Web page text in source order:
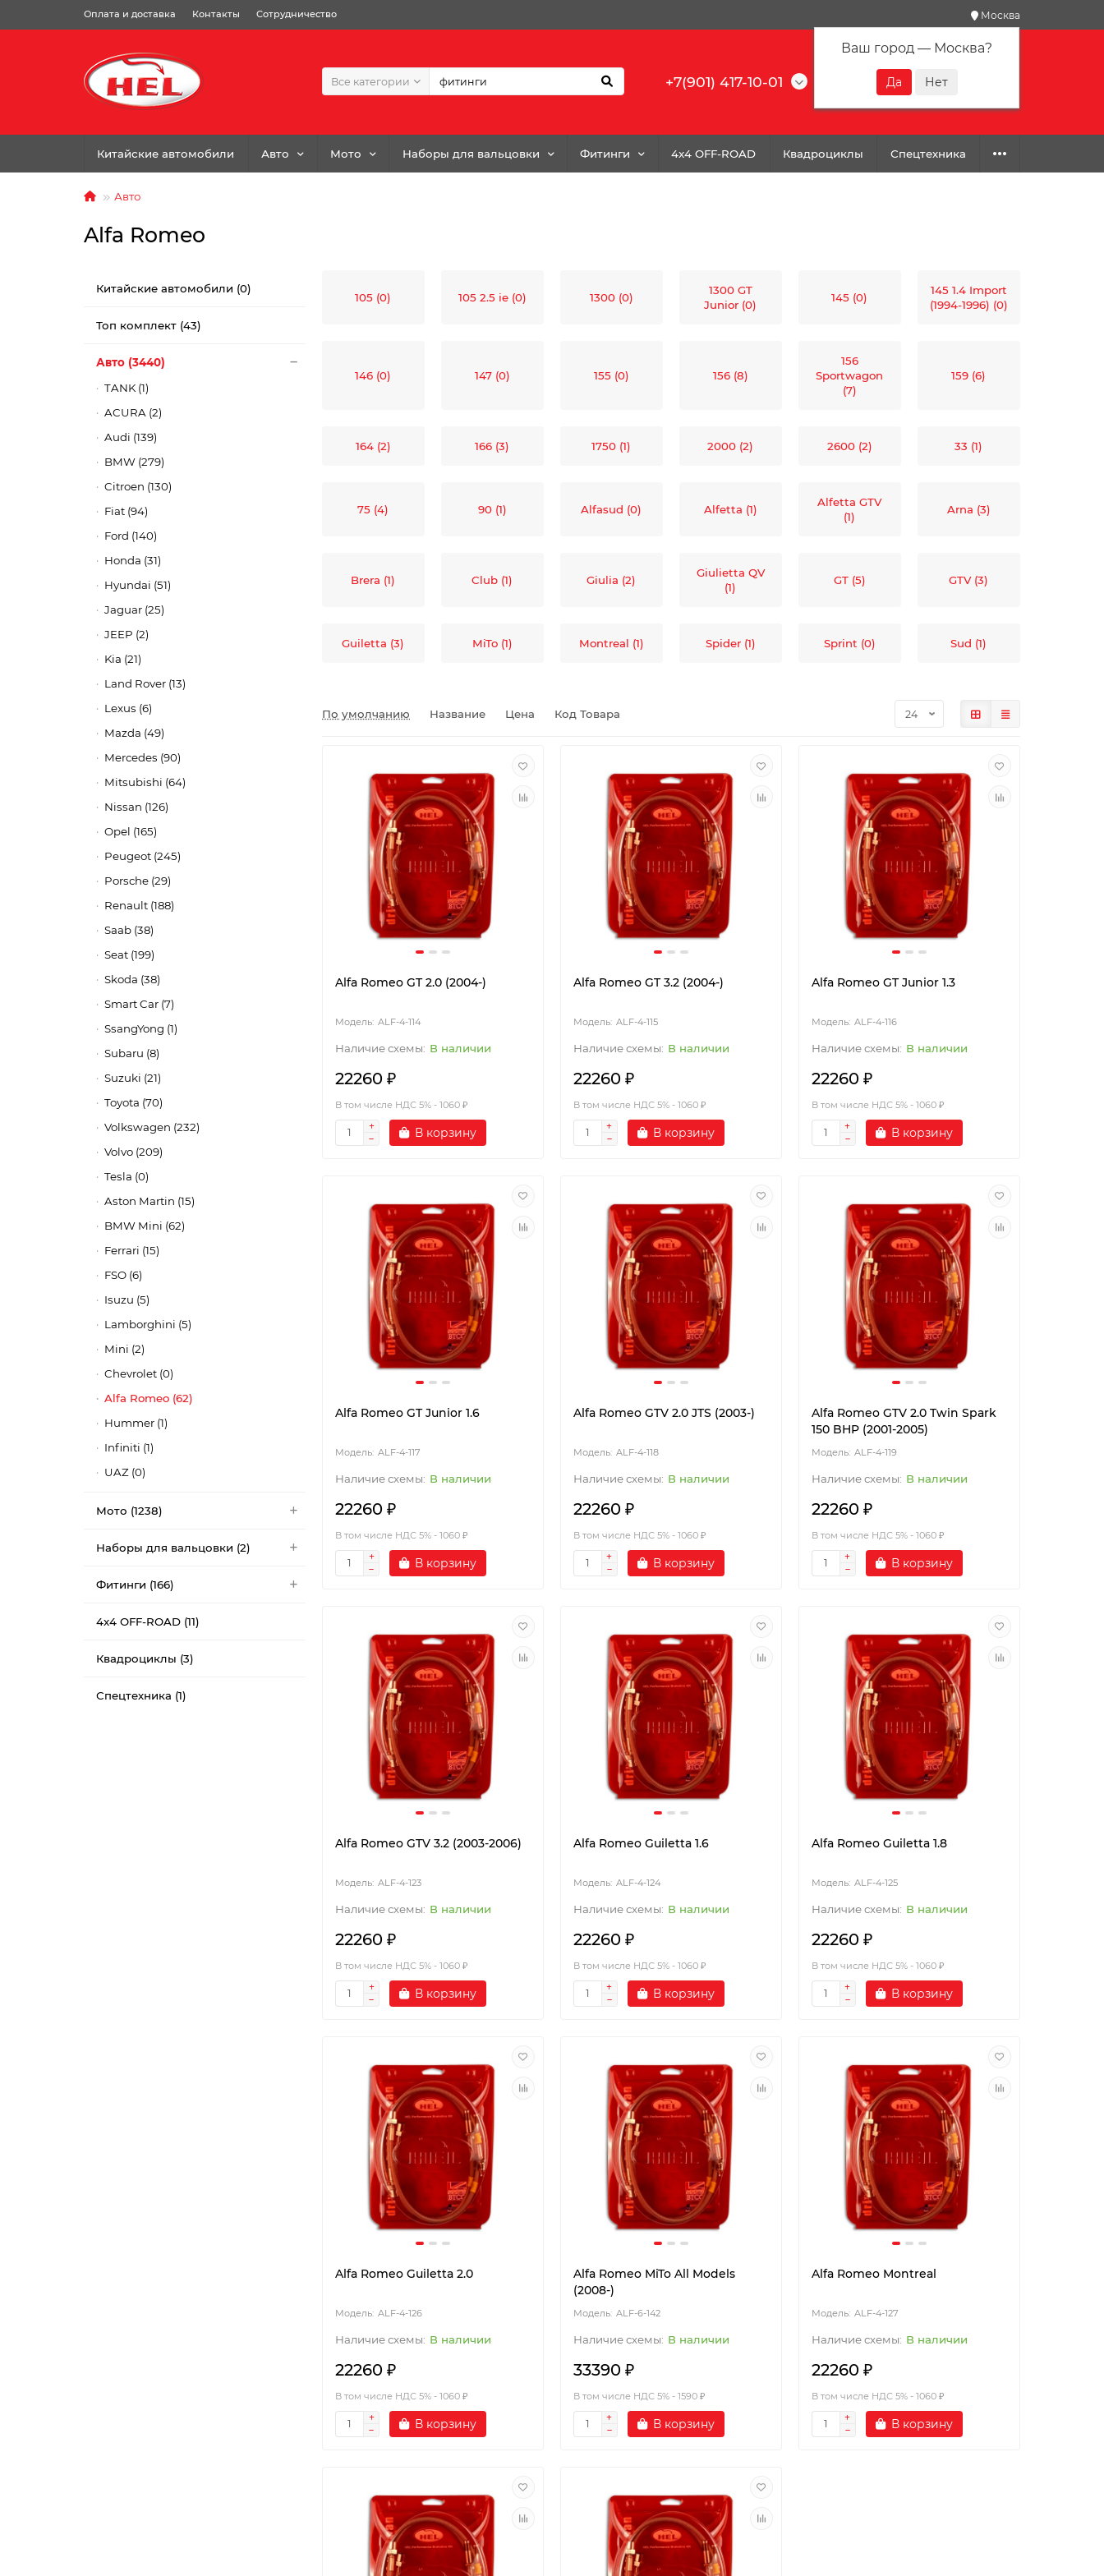
Оплата и доставка Контакты Сотрудничество Москва
Ваш город — Москва?
Все категории +7(901) 417-10-01
Китайские автомобили Авто Мото Наборы для вальцовки Фитинги 4x4 OFF-ROAD Квадроциклы Спецтехника
Авто
Alfa Romeo
Китайские автомобили (0)
Топ комплект (43)
Авто (3440)
TANK (1)
ACURA (2)
Audi (139)
BMW (279)
Citroen (130)
Fiat (94)
Ford (140)
Honda (31)
Hyundai (51)
Jaguar (25)
JEEP (2)
Kia (21)
Land Rover (13)
Lexus (6)
Mazda (49)
Mercedes (90)
Mitsubishi (64)
Nissan (126)
Opel (165)
Peugeot (245)
Porsche (29)
Renault (188)
Saab (38)
Seat (199)
Skoda (38)
Smart Car (7)
SsangYong (1)
Subaru (8)
Suzuki (21)
Toyota (70)
Volkswagen (232)
Volvo (209)
Tesla (0)
Aston Martin (15)
BMW Mini (62)
Ferrari (15)
FSO (6)
Isuzu (5)
Lamborghini (5)
Mini (2)
Chevrolet (0)
Alfa Romeo (62)
Hummer (1)
Infiniti (1)
UAZ (0)
Мото (1238)
Наборы для вальцовки (2)
Фитинги (166)
4x4 OFF-ROAD (11)
Квадроциклы (3)
Спецтехника (1)
105 (0) 105 2.5 ie (0) 1300 (0)
1300 GT
Junior (0)
145 (0)
145 1.4 Import
(1994-1996) (0)
146 (0) 147 (0) 155 (0) 156 (8)
156
Sportwagon
(7)
159 (6)
164 (2) 166 (3) 1750 (1) 2000 (2) 2600 (2) 33 (1)
75 (4) 90 (1) Alfasud (0) Alfetta (1)
Alfetta GTV
(1)
Arna (3)
Brera (1) Club (1) Giulia (2)
Giulietta QV
(1)
GT (5) GTV (3)
Guiletta (3) MiTo (1) Montreal (1) Spider (1) Sprint (0) Sud (1)
По умолчанию Название Цена Код Товара
Alfa Romeo GT 2.0 (2004-)
ALF-4-114
В наличии
22260 ₽
В том числе НДС 5% - 1060 ₽
В корзину
Alfa Romeo GT 3.2 (2004-)
ALF-4-115
В наличии
22260 ₽
В том числе НДС 5% - 1060 ₽
В корзину
Alfa Romeo GT Junior 1.3
ALF-4-116
В наличии
22260 ₽
В том числе НДС 5% - 1060 ₽
В корзину
Alfa Romeo GT Junior 1.6
ALF-4-117
В наличии
22260 ₽
В том числе НДС 5% - 1060 ₽
В корзину
Alfa Romeo GTV 2.0 JTS (2003-)
ALF-4-118
В наличии
22260 ₽
В том числе НДС 5% - 1060 ₽
В корзину
Alfa Romeo GTV 2.0 Twin Spark
150 BHP (2001-2005)
ALF-4-119
В наличии
22260 ₽
В том числе НДС 5% - 1060 ₽
В корзину
Alfa Romeo GTV 3.2 (2003-2006)
ALF-4-123
В наличии
22260 ₽
В том числе НДС 5% - 1060 ₽
В корзину
Alfa Romeo Guiletta 1.6
ALF-4-124
В наличии
22260 ₽
В том числе НДС 5% - 1060 ₽
В корзину
Alfa Romeo Guiletta 1.8
ALF-4-125
В наличии
22260 ₽
В том числе НДС 5% - 1060 ₽
В корзину
Alfa Romeo Guiletta 2.0
ALF-4-126
В наличии
22260 ₽
В том числе НДС 5% - 1060 ₽
В корзину
Alfa Romeo MiTo All Models
(2008-)
ALF-6-142
В наличии
33390 ₽
В том числе НДС 5% - 1590 ₽
В корзину
Alfa Romeo Montreal
ALF-4-127
В наличии
22260 ₽
В том числе НДС 5% - 1060 ₽
В корзину